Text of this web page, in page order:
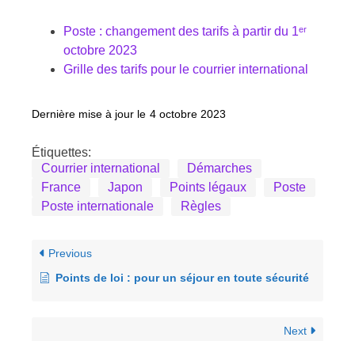
Poste : changement des tarifs à partir du 1ᵉʳ
octobre 2023
Grille des tarifs pour le courrier international
Dernière mise à jour le 4 octobre 2023
Étiquettes:
Courrier international
Démarches
France
Japon Points légaux
Poste
Poste internationale
Règles
Previous
Points de loi : pour un séjour en toute sécurité
Next